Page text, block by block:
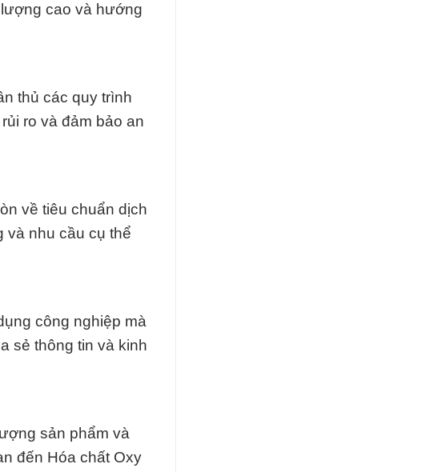
cao và hướng
thủ các quy trình
ro và đảm bảo an
về tiêu chuẩn dịch
và nhu cầu cụ thể
công nghiệp mà
sẻ thông tin và kinh
sản phẩm và
đến Hóa chất Oxy